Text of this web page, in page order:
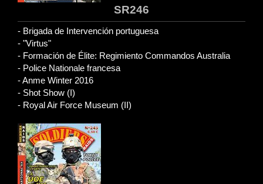
SR246
- Brigada de Intervención portuguesa
- "Virtus"
- Formación de Élite: Regimiento Commandos Australia
- Police Nationale francesa
- Anme Winter 2016
- Shot Show (I)
- Royal Air Force Museum (II)